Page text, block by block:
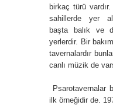
birkaç türü
sahillerde yer
başta balık ve
yerlerdir. Bir
tavernalardır
canlı müzik de
Psarotavernalar
ilk örneğidir de.